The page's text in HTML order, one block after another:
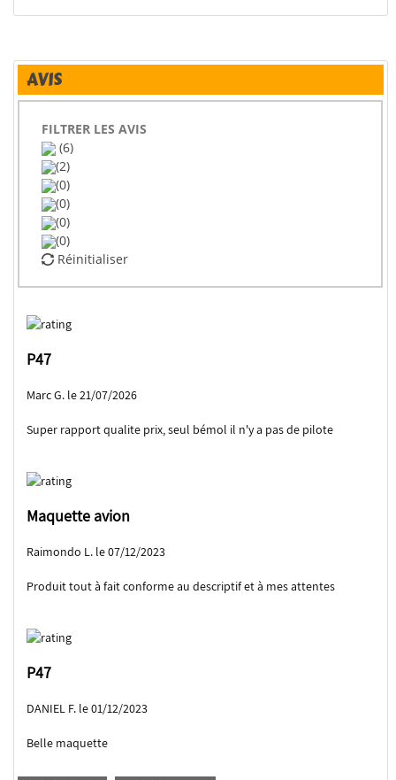
AVIS
FILTRER LES AVIS
(6)
(2)
(0)
(0)
(0)
(0)
Réinitialiser
P47
Marc G. le 21/07/2026
Super rapport qualite prix, seul bémol il n'y a pas de pilote
Maquette avion
Raimondo L. le 07/12/2023
Produit tout à fait conforme au descriptif et à mes attentes
P47
DANIEL F. le 01/12/2023
Belle maquette